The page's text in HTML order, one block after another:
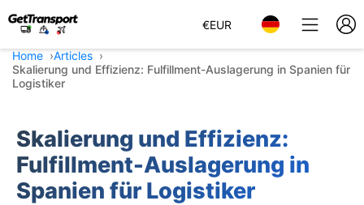
€EUR
Home
Articles
Skalierung und Effizienz: Fulfillment-Auslagerung in Spanien für
Logistiker
Skalierung und Effizienz:
Fulfillment-Auslagerung in
Spanien für Logistiker